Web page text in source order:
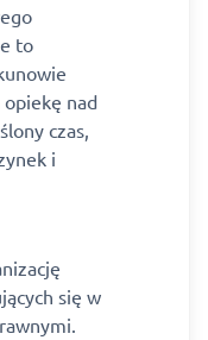
to
nad
czas,
i
się w